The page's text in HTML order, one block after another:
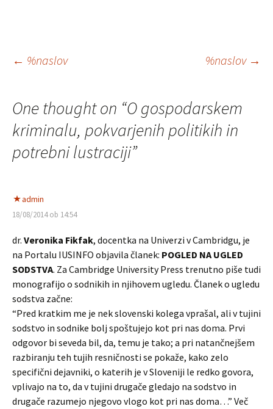
Krmarjenje
prispevkih
← %naslov %naslov →
One thought on “O gospodarskem
kriminalu, pokvarjenih politikih in
potrebni lustraciji”
admin
18/08/2014 ob 14:54
dr. Veronika Fikfak, docentka na Univerzi v Cambridgu, je
na Portalu IUSINFO objavila članek: POGLED NA UGLED
SODSTVA. Za Cambridge University Press trenutno piše tudi
monografijo o sodnikih in njihovem ugledu. Članek o ugledu
sodstva začne:
“Pred kratkim me je nek slovenski kolega vprašal, ali v tujini
sodstvo in sodnike bolj spoštujejo kot pri nas doma. Prvi
odgovor bi seveda bil, da, temu je tako; a pri natančnejšem
razbiranju teh tujih resničnosti se pokaže, kako zelo
specifični dejavniki, o katerih je v Sloveniji le redko govora,
vplivajo na to, da v tujini drugače gledajo na sodstvo in
drugače razumejo njegovo vlogo kot pri nas doma…” Več